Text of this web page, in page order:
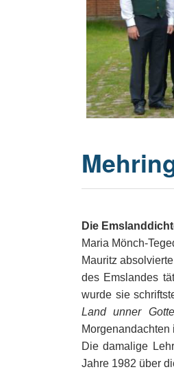
Die
Maria Mönch-
Mauritz
des Emslandes
wurde sie
Land unner
Die damalige
Jahre 1982 über